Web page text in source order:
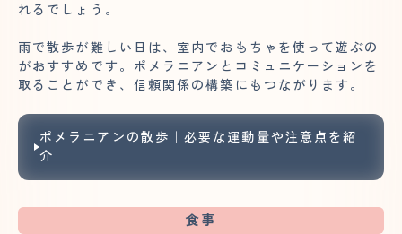
れるでしょう。
雨で散歩が難しい日は、室内でおもちゃを使って遊ぶの
がおすすめです。ポメラニアンとコミュニケーションを
取ることができ、信頼関係の構築にもつながります。
ポメラニアンの散歩｜必要な運動量や注意点を紹
介
食事